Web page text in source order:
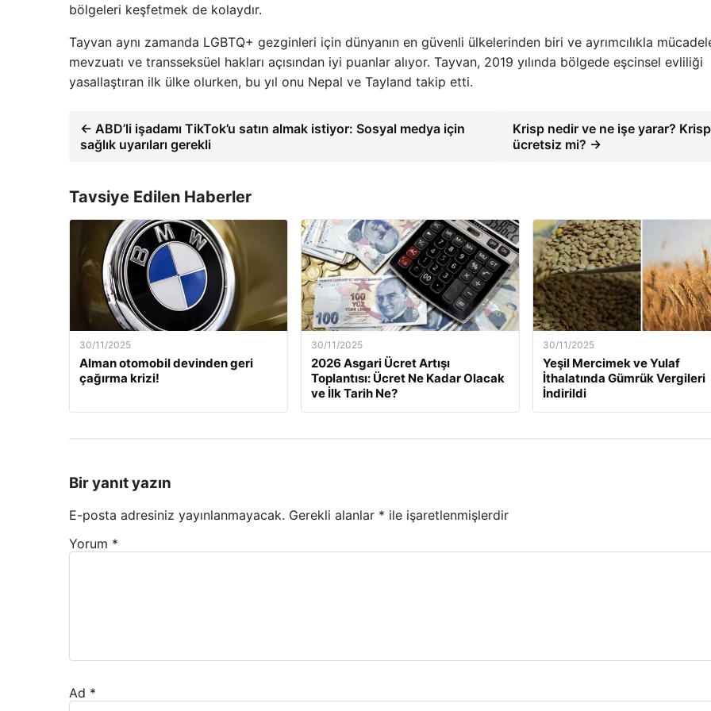
bölgeleri keşfetmek de kolaydır.
Tayvan aynı zamanda LGBTQ+ gezginleri için dünyanın en güvenli ülkelerinden biri ve ayrımcılıkla
mevzuatı ve transseksüel hakları açısından iyi puanlar alıyor. Tayvan, 2019 yılında bölgede eşcinsel evliliği
yasallaştıran ilk ülke olurken, bu yıl onu Nepal ve Tayland takip etti.
← ABD’li işadamı TikTok’u satın almak istiyor: Sosyal medya için
sağlık uyarıları gerekli
Krisp nedir ve ne işe yarar? Krisp
ücretsiz mi? →
Tavsiye Edilen Haberler
30/11/2025
Alman otomobil devinden geri
çağırma krizi!
30/11/2025
2026 Asgari Ücret Artışı
Toplantısı: Ücret Ne Kadar Olacak
ve İlk Tarih Ne?
30/11/2025
Yeşil Mercimek ve Yulaf
İthalatında Gümrük Vergileri
İndirildi
Bir yanıt yazın
E-posta adresiniz yayınlanmayacak. Gerekli alanlar * ile işaretlenmişlerdir
Yorum *
Ad *